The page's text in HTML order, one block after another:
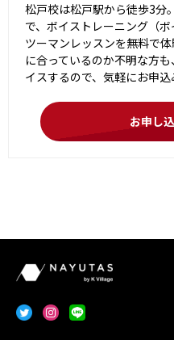
松戸校は松戸駅から徒歩3分
で、ボイストレーニング（
ツーマンレッスンを無料で
に合っているのか不明な方
イスするので、気軽にお申込
お申し